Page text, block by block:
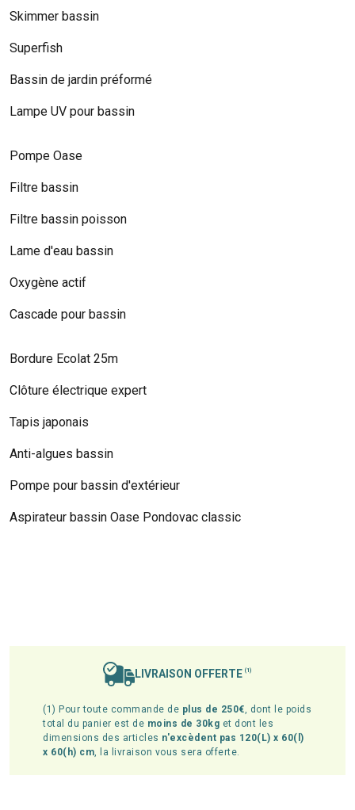
Skimmer bassin
Superfish
Bassin de jardin préformé
Lampe UV pour bassin
Pompe Oase
Filtre bassin
Filtre bassin poisson
Lame d'eau bassin
Oxygène actif
Cascade pour bassin
Bordure Ecolat 25m
Clôture électrique expert
Tapis japonais
Anti-algues bassin
Pompe pour bassin d'extérieur
Aspirateur bassin Oase Pondovac classic
LIVRAISON OFFERTE (1)
(1) Pour toute commande de plus de 250€, dont le poids
total du panier est de moins de 30kg et dont les
dimensions des articles n'excèdent pas 120(L) x 60(l)
x 60(h) cm, la livraison vous sera offerte.